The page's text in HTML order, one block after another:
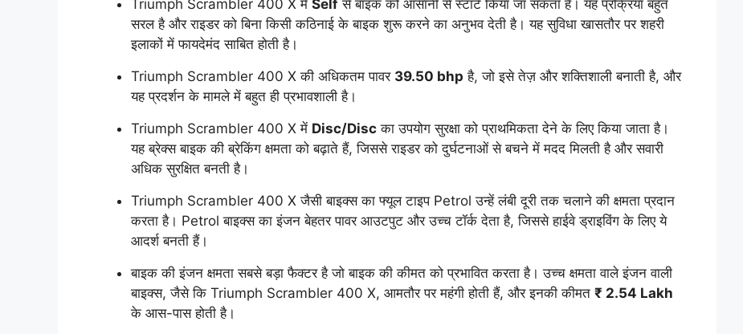
Triumph Scrambler 400 X में Self से बाइक को आसानी से स्टार्ट किया जा सकता है। यह प्रक्रिया बहुत
सरल है और राइडर को बिना किसी कठिनाई के बाइक शुरू करने का अनुभव देती है। यह सुविधा खासतौर पर शहरी
इलाकों में फायदेमंद साबित होती है।
Triumph Scrambler 400 X की अधिकतम पावर 39.50 bhp है, जो इसे तेज़ और शक्तिशाली बनाती है, और
यह प्रदर्शन के मामले में बहुत ही प्रभावशाली है।
Triumph Scrambler 400 X में Disc/Disc का उपयोग सुरक्षा को प्राथमिकता देने के लिए किया जाता है।
यह ब्रेक्स बाइक की ब्रेकिंग क्षमता को बढ़ाते हैं, जिससे राइडर को दुर्घटनाओं से बचने में मदद मिलती है और सवारी
अधिक सुरक्षित बनती है।
Triumph Scrambler 400 X जैसी बाइक्स का फ्यूल टाइप Petrol उन्हें लंबी दूरी तक चलाने की क्षमता प्रदान
करता है। Petrol बाइक्स का इंजन बेहतर पावर आउटपुट और उच्च टॉर्क देता है, जिससे हाईवे ड्राइविंग के लिए ये
आदर्श बनती हैं।
बाइक की इंजन क्षमता सबसे बड़ा फैक्टर है जो बाइक की कीमत को प्रभावित करता है। उच्च क्षमता वाले इंजन वाली
बाइक्स, जैसे कि Triumph Scrambler 400 X, आमतौर पर महंगी होती हैं, और इनकी कीमत ₹ 2.54 Lakh
के आस-पास होती है।